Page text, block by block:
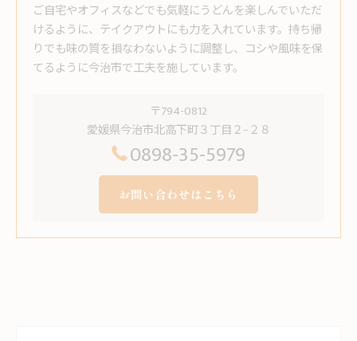
ご自宅やオフィスなどでも気軽にうどんを楽しんでいただ
けるように、テイクアウトにも力を入れています。持ち帰
りでも味の質を損なわないように調整し、コシや風味を保
てるように今治市で工夫を施しています。
〒794-0812
愛媛県今治市北高下町３丁目２−２８
0898-35-5979
お問い合わせはこちら